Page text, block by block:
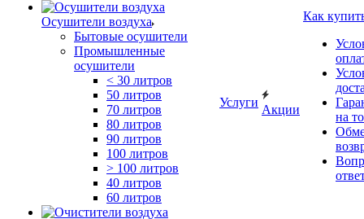
Осушители воздуха
Бытовые осушители
Промышленные
осушители
< 30 литров
50 литров
70 литров
80 литров
90 литров
100 литров
> 100 литров
40 литров
60 литров
Услуги
Акции
Как
на